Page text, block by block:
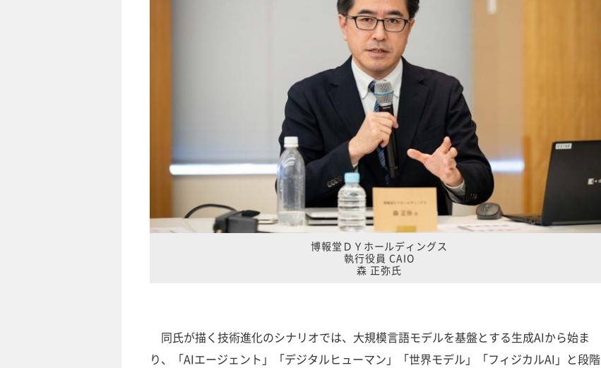
博報堂ＤＹホールディングス
執行役員 CAIO
森 正弥氏
同氏が描く技術進化のシナリオでは、大規模言語モデルを基盤とする生成AIから始ま
り、「AIエージェント」「デジタルヒューマン」「世界モデル」「フィジカルAI」と段階